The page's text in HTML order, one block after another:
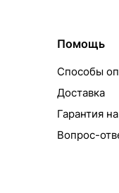
Помощь
Способы
Доставка
Гарантия
Вопрос-